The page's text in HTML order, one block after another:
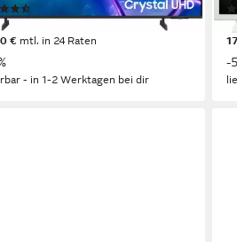
€
€ mtl. in 24 Raten
- in 1-2 Werktagen bei dir
-